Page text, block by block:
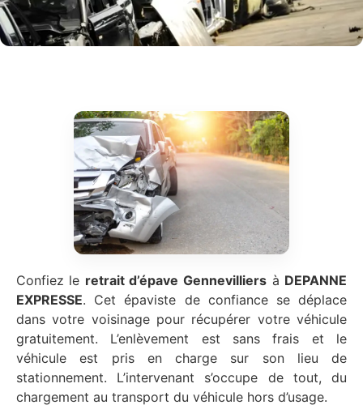
Confiez le retrait d’épave Gennevilliers à DEPANNE
EXPRESSE. Cet épaviste de confiance se déplace
dans votre voisinage pour récupérer votre véhicule
gratuitement. L’enlèvement est sans frais et le
véhicule est pris en charge sur son lieu de
stationnement. L’intervenant s’occupe de tout, du
chargement au transport du véhicule hors d’usage.